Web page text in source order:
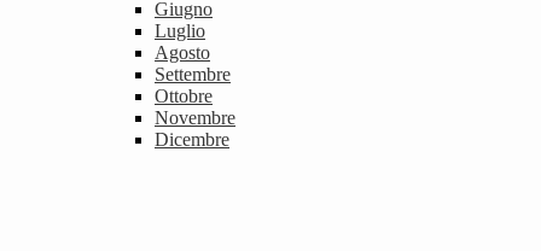
Giugno
Luglio
Agosto
Settembre
Ottobre
Novembre
Dicembre